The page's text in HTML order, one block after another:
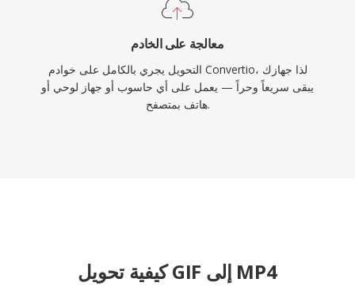
معالجة على الخادم
التحويل يجري بالكامل على خوادم Convertio، لذا جهازك
يبقى سريعاً وحراً — يعمل على أي حاسوب أو جهاز لوحي أو
هاتف بمتصفح.
كيفية تحويل GIF إلى MP4